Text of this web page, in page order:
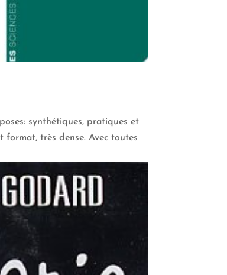
synthétiques, pratiques et
très dense. Avec toutes